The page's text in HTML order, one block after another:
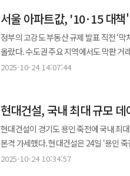
매물 감소는 곧 전셋값 상승으로 이어지고 있다. 자치구별로는 서초구(0.29%)와 양천구(0.29%),
강동구(0.24%) 등에서 상승률이 높았다
여건이 우수한 지역 위주로 거래가 이뤄지고 있다”고 설명했다. 이 같은 상
적극적으로 활용하고 있다. 국토교통부
가운데 2만7862건(44%)이 갱신권을 통
보증금이 오르기도 한다. 실제 마포구 공
11억7000만원으로 1억9000만원가량 올랐다. 정부가 지난 10·15 부동산 대책을 통해 서울 전역과
토지거래허가구역으로 지정한 영향도 전
불가능해졌기 때문이다. 이에 전세를 낀
양상이다. 실제로 서울 아파트 매매 매물은 1년 전 8만7229건에서 이날 기준 6만4629건으로 26.3% 감소했다. 10·15
서울 아파트값, '10·15 대
정부의 고강도 부동산 규제 발표 직전 ‘
올랐다. 수도권 주요 지역에서도 막판 거
다음 주부터는 상승세가 꺾일 가능성이 크다고 내다봤다. 24일 한국부동산원이 발표
‘10·15 주택시장 안정화 대책’ 발표 전
것으로 풀이된다. 정부는 지난 15일 서울 전역과 경기 과천·분당 등 12개 지역을 토지거래허가구역과 투기과열지구,
조정대상지역으로 지정하는 고강도 규
발효됐다. 부동산원은 “정주 여건이 양호한 대단지·역세권, 재건축 추진 단지를 중심으로 매수 문의가 늘고 거래가
체결되며 가격이 올랐다”고 설명했다.
2025-10-24 14:07:44
현대건설, 국내 최대 규모 데
현대건설이 경기도 용인 죽전에 국내 최
본격 가세했다. 현대건설은 24일 ‘용인 죽전 퍼시픽써니 데이터센터’ 준공을 발표했다. 이 사업은 퍼시픽자산운용이
발주하고 캐나다연금투자위원회
2025-10-24 10:34:57